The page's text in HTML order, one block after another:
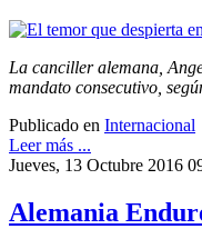
La canciller alemana,
mandato consecutivo,
Publicado en Internacional
Leer más ...
Jueves, 13 Octubre 2016
Alemania